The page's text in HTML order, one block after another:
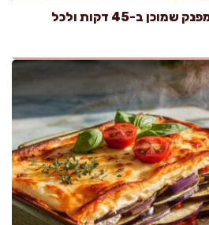
בלינצ'ס תפוחי אדמה מפנק שמוכן ב-45 דקות ולכל